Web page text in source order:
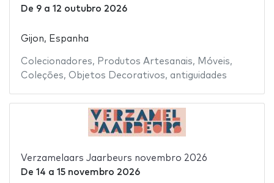
De 9a 12 outubro 2026
Gijon, Espanha
Colecionadores, Produtos Artesanais, Móveis,
Coleções, Objetos Decorativos, antiguidades
Verzamelaars Jaarbeurs novembro 2026
De 14 a 15 novembro 2026